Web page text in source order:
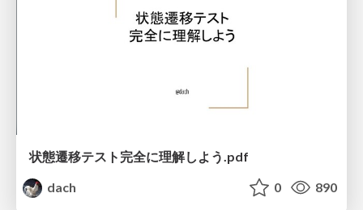
状態遷移テスト完全に理解しよう.pdf
dach
0 890